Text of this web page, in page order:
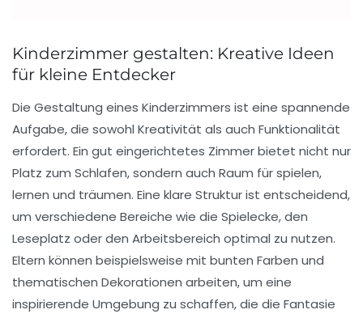
Kinderzimmer gestalten: Kreative Ideen
für kleine Entdecker
Die Gestaltung eines Kinderzimmers ist eine spannende
Aufgabe, die sowohl Kreativität als auch Funktionalität
erfordert. Ein gut eingerichtetes Zimmer bietet nicht nur
Platz zum Schlafen, sondern auch Raum fürspielen,
lernen und träumen. Eine klare Struktur ist entscheidend,
um verschiedene Bereiche wie die Spielecke, den
Leseplatz oder den Arbeitsbereich optimal zu nutzen.
Eltern können beispielsweise mit bunten Farben und
thematischen Dekorationen arbeiten, um eine
inspirierende Umgebung zu schaffen, die die Fantasie